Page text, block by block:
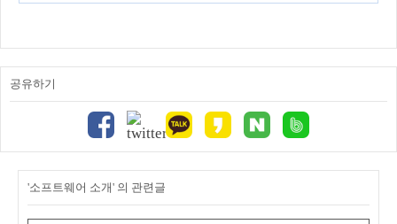
공유하기
'소프트웨어 소개' 의 관련글